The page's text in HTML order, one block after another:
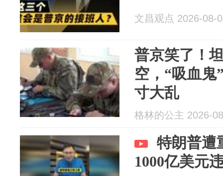
文昌观点 2026-08-
普京笑了！
空，“吸血鬼
寸大乱
格林的公主 2026-
特朗普遭
1000亿美元